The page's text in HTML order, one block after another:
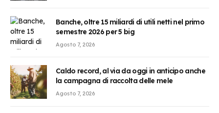
Banche, oltre 15 miliardi di utili netti nel primo
semestre 2026 per 5 big
Agosto 7, 2026
Caldo record, al via da oggi in anticipo anche
la campagna di raccolta delle mele
Agosto 7, 2026